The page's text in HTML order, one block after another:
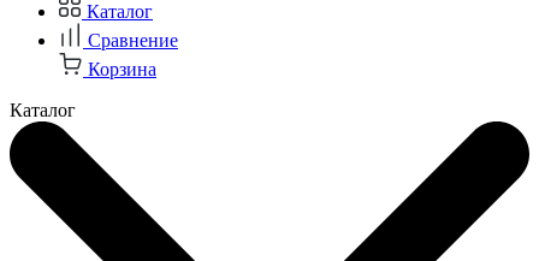
Каталог
Сравнение
Корзина
Каталог